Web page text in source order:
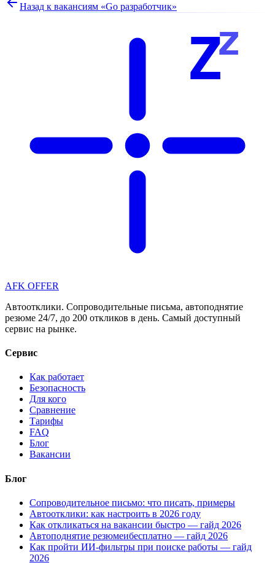
Назад к вакансиям «Go разработчик»
Zz
AFK OFFER
Автоотклики. Сопроводительные письма, автоподнятие
резюме 24/7, до 200 откликов в день. Самый доступный
сервис на рынке.
Сервис
Как работает
Безопасность
Для кого
Сравнение
Тарифы
FAQ
Блог
Вакансии
Блог
Сопроводительное письмо: что писать, примеры
Автоотклики: как настроить в 2026 году
Как откликаться на вакансии быстро — гайд 2026
Автоподнятие резюмеибесплатно — гайд 2026
Как пройти ИИ-фильтры при поиске работы — гайд
2026